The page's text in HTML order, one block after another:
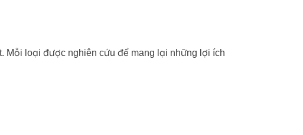
Mỗi loại được nghiên cứu để mang lại những lợi ích